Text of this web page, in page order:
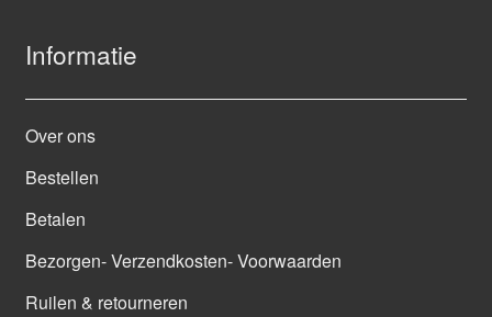
Informatie
Over ons
Bestellen
Betalen
Bezorgen- Verzendkosten- Voorwaarden
Ruilen & retourneren